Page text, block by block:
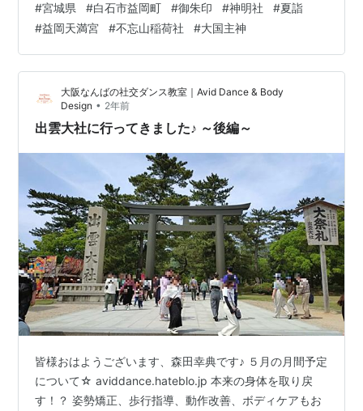
の社務所？的なところで御朱印を頂きました。 右側には
益岡天満宮 学問の神様ですね。 👏 奥には不忘山稲荷社
素通りしてきた白石城に向かいます！ ランキング参加中
御朱印（神社・仏閣）
#宮城県 #白石市益岡町 #御朱印 #神明社 #夏詣
#益岡天満宮 #不忘山稲荷社 #大国主神
大阪なんばの社交ダンス教室｜Avid Dance & Body
Design • 2年前
出雲大社に行ってきました♪ ～後編～
皆様おはようございます、森田幸典です♪ ５月の月間予定
について☆ aviddance.hateblo.jp 本来の身体を取り戻
す！？ 姿勢矯正、歩行指導、動作改善、ボディケアもお